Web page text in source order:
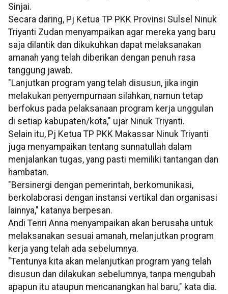
Sinjai.
Secara daring, Pj Ketua TP PKK Provinsi Sulsel Ninuk
Triyanti Zudan menyampaikan agar mereka yang baru
saja dilantik dan dikukuhkan dapat melaksanakan
amanah yang telah diberikan dengan penuh rasa
tanggung jawab.
"Lanjutkan program yang telah disusun, jika ingin
melakukan penyempurnaan silahkan, namun tetap
berfokus pada pelaksanaan program kerja unggulan
di setiap kabupaten/kota," ujar Ninuk Triyanti.
Selain itu, Pj Ketua TP PKK Makassar Ninuk Triyanti
juga menyampaikan tentang sunnatullah dalam
menjalankan tugas, yang pasti memiliki tantangan dan
hambatan.
"Bersinergi dengan pemerintah, berkomunikasi,
berkolaborasi dengan instansi vertikal dan organisasi
lainnya," katanya berpesan.
Andi Tenri Anna menyampaikan akan berusaha untuk
melaksanakan sesuai amanah, melanjutkan program
kerja yang telah ada sebelumnya.
"Tentunya kita akan melanjutkan program yang telah
disusun dan dilakukan sebelumnya, tanpa mengubah
apapun itu ataupun mencanangkan hal baru," kata dia.